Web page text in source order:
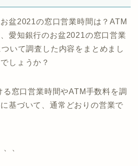
盆2021の窓口営業時間は？ATM
愛知銀行のお盆2021の窓口営業
いて調査した内容をまとめまし
しょうか？
窓口営業時間やATM手数料を調
基づいて、通常どおりの営業で
、